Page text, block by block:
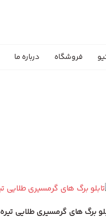
فروشگاه درباره ما
برگ های گرمسیری طلایی تیره